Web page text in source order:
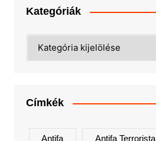
Kategóriák
Címkék
Antifa Antifa Terrorista